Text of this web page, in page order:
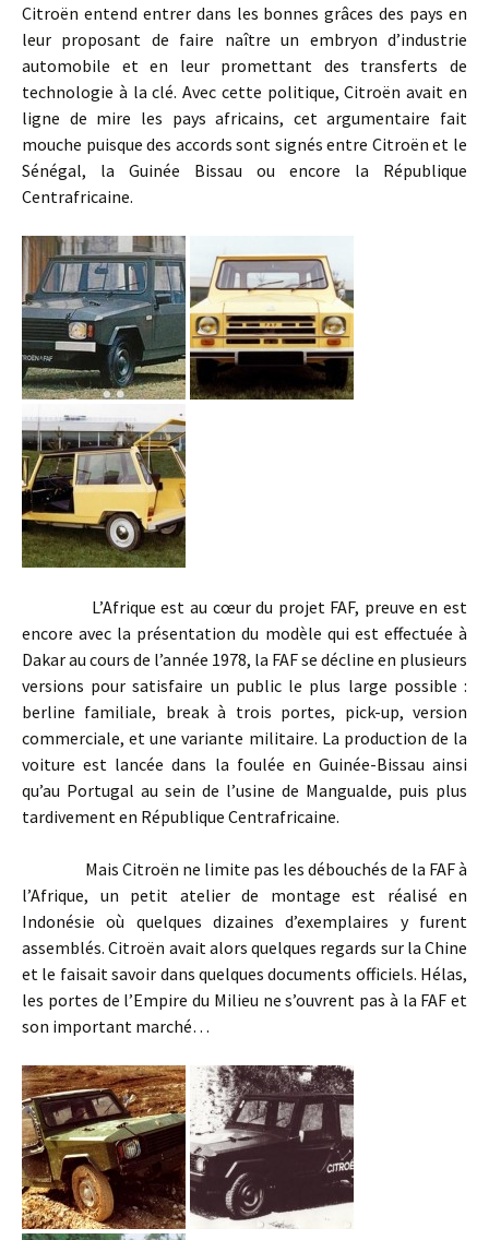
Citroën entend entrer dans les bonnes grâces des pays en
leur proposant de faire naître un embryon d’industrie
automobile et en leur promettant des transferts de
technologie à la clé. Avec cette politique, Citroën avait en
ligne de mire les pays africains, cet argumentaire fait
mouche puisque des accords sont signés entre Citroën et le
Sénégal, la Guinée Bissau ou encore la République
Centrafricaine.
L’Afrique est au cœur du projet FAF, preuve en est
encore avec la présentation du modèle qui est effectuée à
Dakar au cours de l’année 1978, la FAF se décline en plusieurs
versions pour satisfaire un public le plus large possible :
berline familiale, break à trois portes, pick-up, version
commerciale, et une variante militaire. La production de la
voiture est lancée dans la foulée en Guinée-Bissau ainsi
qu’au Portugal au sein de l’usine de Mangualde, puis plus
tardivement en République Centrafricaine.
Mais Citroën ne limite pas les débouchés de la FAF à
l’Afrique, un petit atelier de montage est réalisé en
Indonésie où quelques dizaines d’exemplaires y furent
assemblés. Citroën avait alors quelques regards sur la Chine
et le faisait savoir dans quelques documents officiels. Hélas,
les portes de l’Empire du Milieu ne s’ouvrent pas à la FAF et
son important marché…